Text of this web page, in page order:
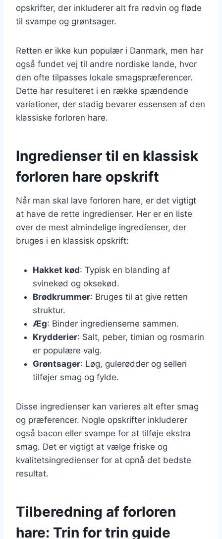
opskrifter, der inkluderer alt fra rødvin og fløde
til svampe og grøntsager.
Retten er ikke kun populær i Danmark, men har
også fundet vej til andre nordiske lande, hvor
den ofte tilpasses lokale smagspræferencer.
Dette har resulteret i en række spændende
variationer, der stadig bevarer essensen af den
klassiske forloren hare.
Ingredienser til en klassisk
forloren hare opskrift
Når man skal lave forloren hare, er det vigtigt
at have de rette ingredienser. Her er en liste
over de mest almindelige ingredienser, der
bruges i en klassisk opskrift:
Hakket kød: Typisk en blanding af
svinekød og oksekød.
Brødkrummer: Bruges til at give retten
struktur.
Æg: Binder ingredienserne sammen.
Krydderier: Salt, peber, timian og rosmarin
er populære valg.
Grøntsager: Løg, gulerødder og selleri
tilføjer smag og fylde.
Disse ingredienser kan varieres alt efter smag
og præferencer. Nogle opskrifter inkluderer
også bacon eller svampe for at tilføje ekstra
smag. Det er vigtigt at vælge friske og
kvalitetsingredienser for at opnå det bedste
resultat.
Tilberedning af forloren
hare: Trin for trin guide